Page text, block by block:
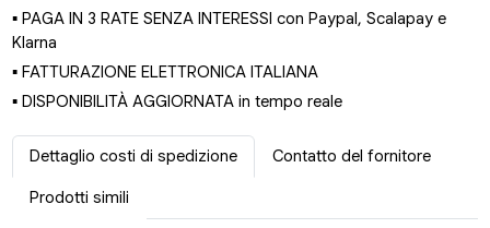
▪ PAGA IN 3 RATE SENZA INTERESSI con Paypal, Scalapay e
Klarna
▪ FATTURAZIONE ELETTRONICA ITALIANA
▪ DISPONIBILITÀ AGGIORNATA in tempo reale
Dettaglio costi di spedizione Contatto del fornitore
Prodotti simili